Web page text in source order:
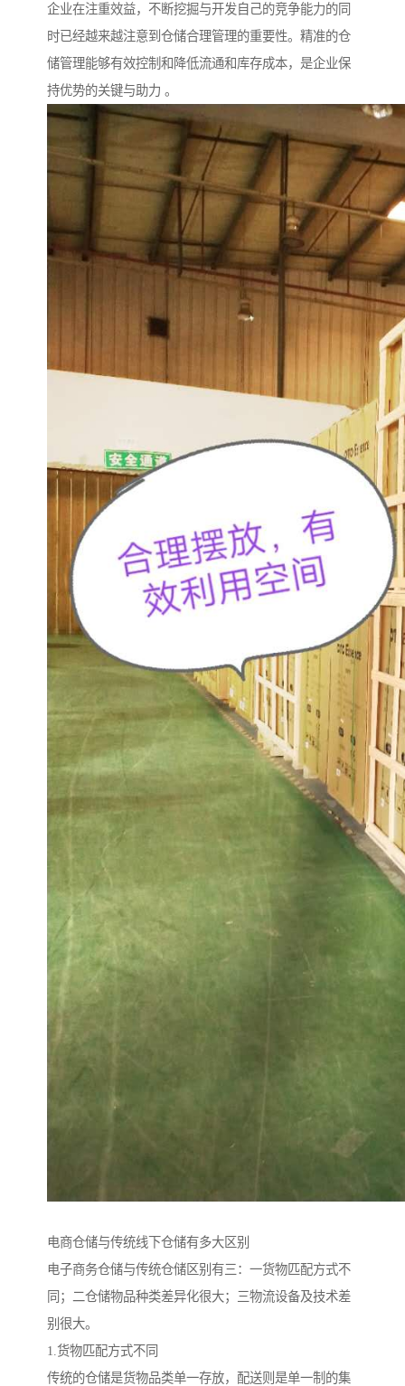
企业在注重效益，不断挖掘与开发自己的竞争能力的同
时已经越来越注意到仓储合理管理的重要性。精准的仓
储管理能够有效控制和降低流通和库存成本，是企业保
持优势的关键与助力 。
电商仓储与传统线下仓储有多大区别
电子商务仓储与传统仓储区别有三：一货物匹配方式不
同；二仓储物品种类差异化很大；三物流设备及技术差
别很大。
1.货物匹配方式不同
传统的仓储是货物品类单一存放，配送则是单一制的集